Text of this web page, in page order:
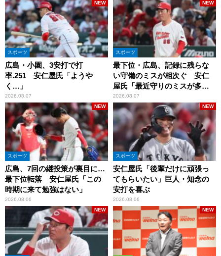
スポーツ
広島・小園、3安打で打
率.251 安仁屋氏「ようや
く…」
2026.08.07
NEW
スポーツ
最下位・広島、記録に残らな
い守備のミスが相次ぐ 安仁
屋氏「最近守りのミスが多
い」
2026.08.07
NEW
スポーツ
広島、7回の継投策が裏目に…
最下位転落 安仁屋氏「この
時期に来て勉強はない」
2026.08.06
NEW
スポーツ
安仁屋氏「後輩だけに頑張っ
てもらいたい」巨人・知念の
安打を喜ぶ
2026.08.06
NEW
NEW NEW